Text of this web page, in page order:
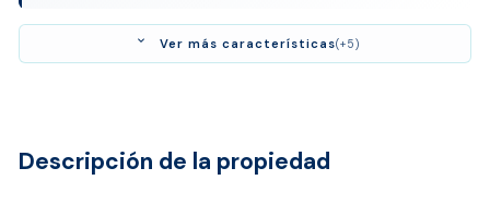
expand_more Ver más características(+5)
Descripción de la propiedad